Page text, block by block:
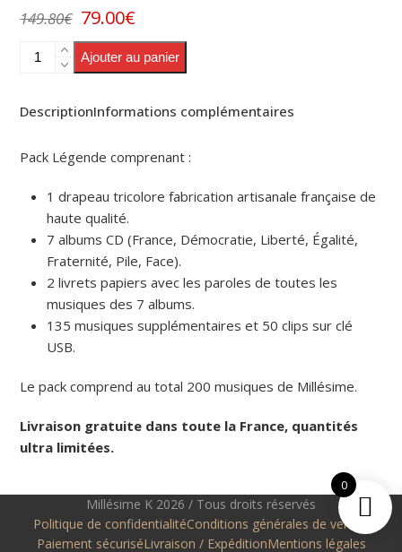
149.80€ 79.00€
Ajouter au panier
DescriptionInformations complémentaires
Pack Légende comprenant :
1 drapeau tricolore fabrication artisanale française de
haute qualité.
7 albums CD (France, Démocratie, Liberté, Égalité,
Fraternité, Pile, Face).
2 livrets papiers avec les paroles de toutes les
musiques des 7 albums.
135 musiques supplémentaires et 50 clips sur clé
USB.
Le pack comprend au total 200 musiques de Millésime.
Livraison gratuite dans toute la France, quantités
ultra limitées.
Millésime K 2026 / Tous droits réservés
Politique de confidentialitéConditions générales de ventes
Paiement sécuriséLivraison / ExpéditionMentions légales
0